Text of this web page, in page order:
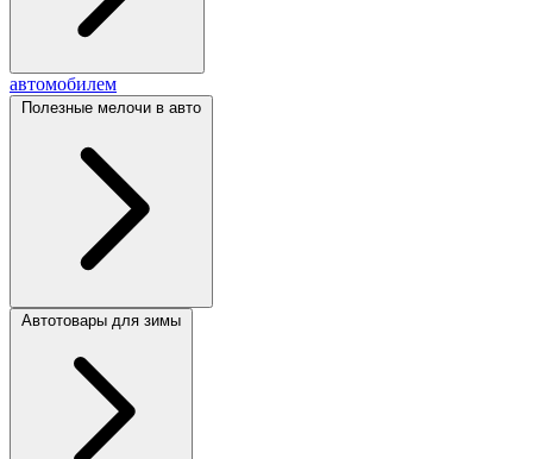
автомобилем
Полезные мелочи в авто
Автотовары для зимы